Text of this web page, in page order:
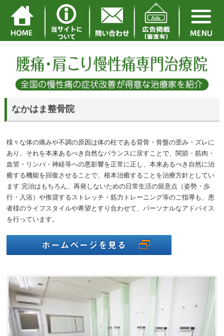
なかはま整骨院
様々な体の痛みや不調の原因は体の柱である背骨・骨盤の歪み・ズレに
あり、それを本来あるべき自然なバランスに戻すことで、関節・筋肉・
血管・リンパ・神経等への悪影響を正常に正し、本来あるべき自然に治
癒する機能を回復させることで、根本治癒することを治療方針としてい
ます 完治はもちろん、再発しないための日常生活の留意点（姿勢・歩
行・入浴）や推奨するストレッチ・筋力トレーニング等のご指導も、患
者様のライフスタイルや希望とすり合わせて、パーソナルなアドバイス
を行っています。